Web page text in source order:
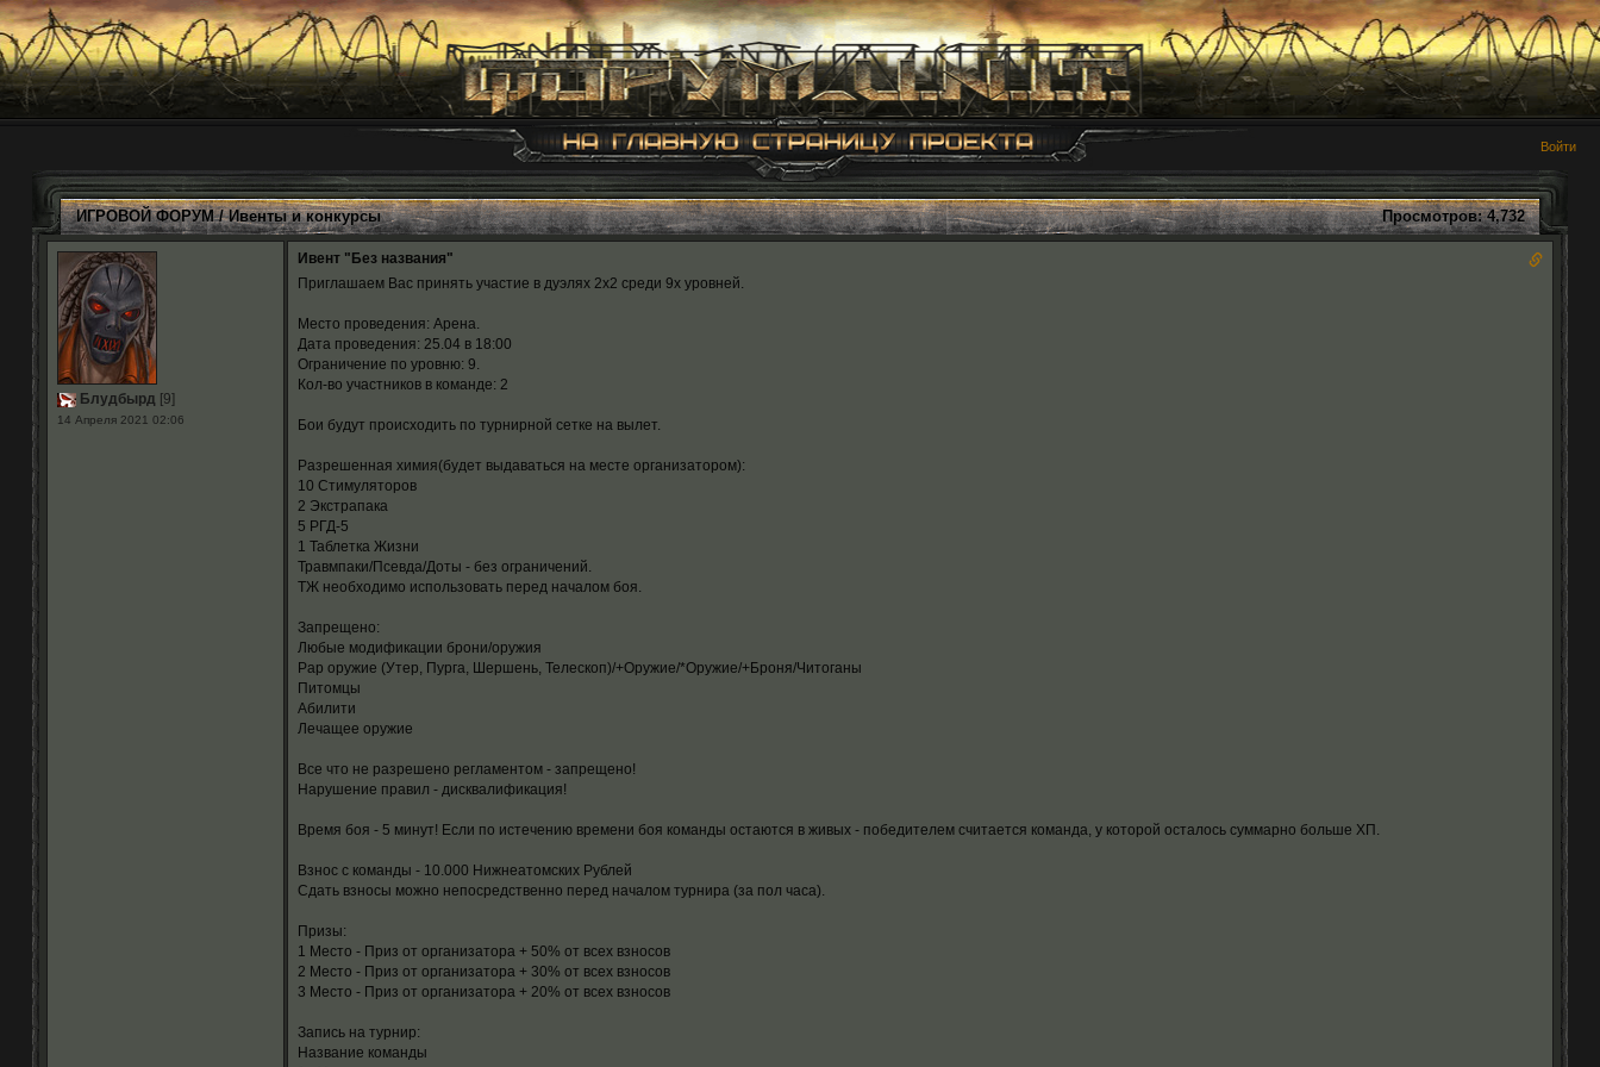
Войти
ИГРОВОЙ ФОРУМ/Ивенты и конкурсы Просмотров: 4,732
Блудбырд[9]
14 Апреля 2021 02:06
Ивент "Без названия"
Приглашаем Вас принять участие в дуэлях 2х2 среди 9х уровней.
Место проведения: Арена.
Дата проведения: 25.04 в 18:00
Ограничение по уровню: 9.
Кол-во участников в команде: 2
Бои будут происходить по турнирной сетке на вылет.
Разрешенная химия(будет выдаваться на месте организатором):
10 Стимуляторов
2 Экстрапака
5 РГД-5
1 Таблетка Жизни
Травмпаки/Псевда/Доты - без ограничений.
ТЖ необходимо использовать перед началом боя.
Запрещено:
Любые модификации брони/оружия
Рар оружие (Утер, Пурга, Шершень, Телескоп)/+Оружие/*Оружие/+Броня/Читоганы
Питомцы
Абилити
Лечащее оружие
Все что не разрешено регламентом - запрещено!
Нарушение правил - дисквалификация!
Время боя - 5 минут! Если по истечению времени боя команды остаются в живых - победителем считается команда, у которой осталось суммарно больше ХП.
Взнос с команды - 10.000 Нижнеатомских Рублей
Сдать взносы можно непосредственно перед началом турнира (за пол часа).
Призы:
1 Место - Приз от организатора + 50% от всех взносов
2 Место - Приз от организатора + 30% от всех взносов
3 Место - Приз от организатора + 20% от всех взносов
Запись на турнир:
Название команды